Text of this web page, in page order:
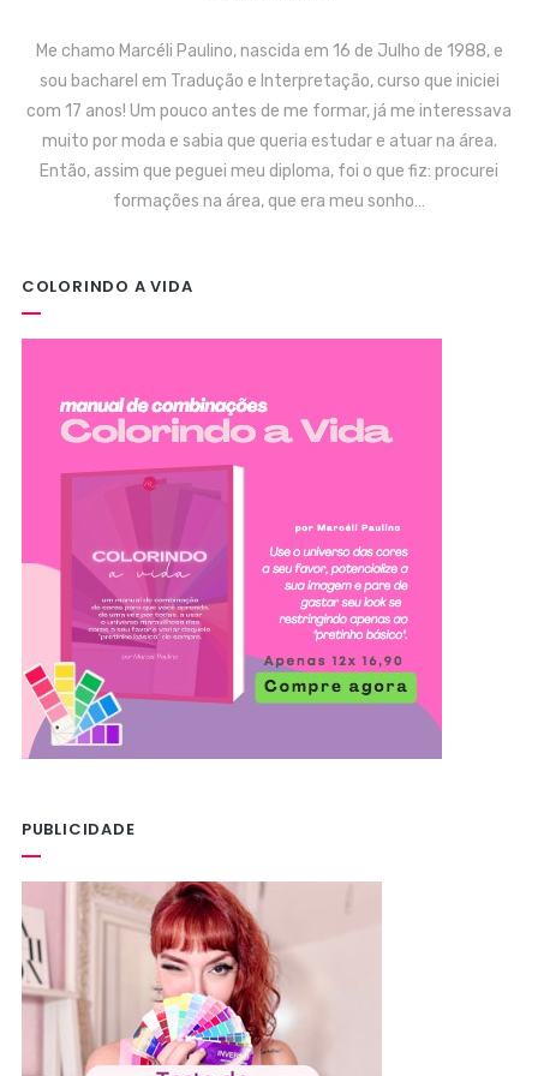
Me chamo Marcéli Paulino, nascida em 16 de Julho de 1988, e
sou bacharel em Tradução e Interpretação, curso que iniciei
com 17 anos! Um pouco antes de me formar, já me interessava
muito por moda e sabia que queria estudar e atuar na área.
Então, assim que peguei meu diploma, foi o que fiz: procurei
formações na área, que era meu sonho…
COLORINDO A VIDA
PUBLICIDADE